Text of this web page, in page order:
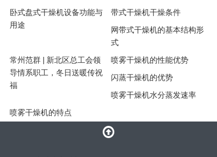
卧式盘式干燥机设备功能与
用途
带式干燥机干燥条件
网带式干燥机的基本结构形
式
常州范群 | 新北区总工会领
导情系职工，冬日送暖传祝
福
喷雾干燥机的性能优势
闪蒸干燥机的优势
喷雾干燥机水分蒸发速率
喷雾干燥机的特点